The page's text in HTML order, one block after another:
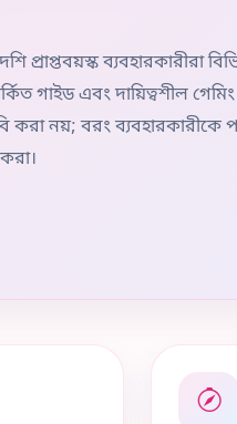
প্রাপ্তবয়স্ক ব্যবহারকারীরা
গাইড এবং দায়িত্বশীল গেমিং
করা নয়; বরং ব্যবহারকারীকে